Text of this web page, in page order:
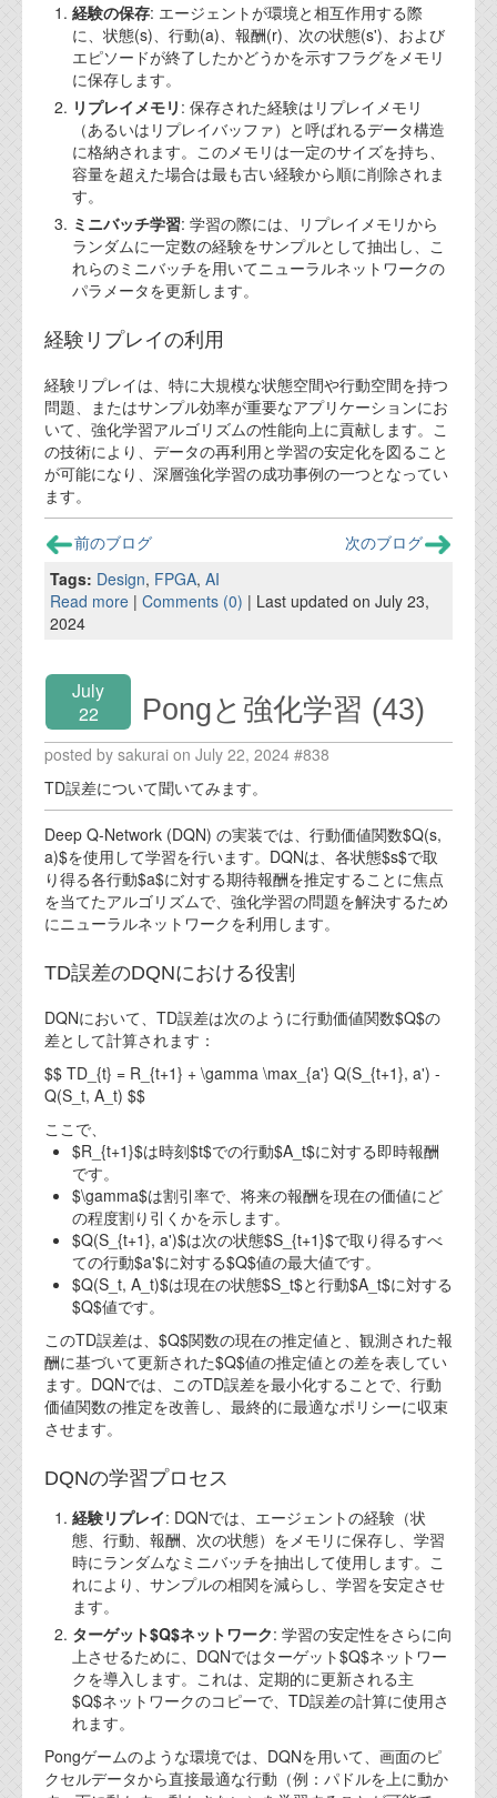
経験の保存: エージェントが環境と相互作用する際
に、状態(s)、行動(a)、報酬(r)、次の状態(s')、および
エピソードが終了したかどうかを示すフラグをメモリ
に保存します。
リプレイメモリ : 保存された経験はリプレイメモリ
（あるいはリプレイバッファ）と呼ばれるデータ構造
に格納されます。このメモリは一定のサイズを持ち、
容量を超えた場合は最も古い経験から順に削除されま
す。
ミニバッチ学習: 学習の際には、リプレイメモリから
ランダムに一定数の経験をサンプルとして抽出し、こ
れらのミニバッチを用いてニューラルネットワークの
パラメータを更新します。
経験リプレイの利用
経験リプレイは、特に大規模な状態空間や行動空間を持つ
問題、またはサンプル効率が重要なアプリケーションにお
いて、強化学習アルゴリズムの性能向上に貢献します。こ
の技術により、データの再利用と学習の安定化を図ること
が可能になり、深層強化学習の成功事例の一つとなってい
ます。
前のブログ
次のブログ
Tags: Design, FPGA, AI
Read more | Comments (0) | Last updated on July 23,
2024
July
22
Pongと強化学習 (43)
posted by sakurai on July 22, 2024 #838
TD誤差について聞いてみます。
Deep Q-Network (DQN) の実装では、行動価値関数$Q(s,
a)$を使用して学習を行います。DQNは、各状態$s$で取
り得る各行動$a$に対する期待報酬を推定することに焦点
を当てたアルゴリズムで、強化学習の問題を解決するため
にニューラルネットワークを利用します。
TD誤差のDQNにおける役割
DQNにおいて、TD誤差は次のように行動価値関数$Q$の
差として計算されます：
$$ TD_{t} = R_{t+1} + \gamma \max_{a'} Q(S_{t+1}, a') -
Q(S_t, A_t) $$
ここで、
$R_{t+1}$は時刻$t$での行動$A_t$に対する即時報酬
です。
$\gamma$は割引率で、将来の報酬を現在の価値にど
の程度割り引くかを示します。
$Q(S_{t+1}, a')$は次の状態$S_{t+1}$で取り得るすべ
ての行動$a'$に対する$Q$値の最大値です。
$Q(S_t, A_t)$は現在の状態$S_t$と行動$A_t$に対する
$Q$値です。
このTD誤差は、$Q$関数の現在の推定値と、観測された報
酬に基づいて更新された$Q$値の推定値との差を表してい
ます。DQNでは、このTD誤差を最小化することで、行動
価値関数の推定を改善し、最終的に最適なポリシーに収束
させます。
DQNの学習プロセス
経験リプレイ: DQNでは、エージェントの経験（状
態、行動、報酬、次の状態）をメモリに保存し、学習
時にランダムなミニバッチを抽出して使用します。こ
れにより、サンプルの相関を減らし、学習を安定させ
ます。
ターゲット$Q$ネットワーク: 学習の安定性をさらに向
上させるために、DQNではターゲット$Q$ネットワー
クを導入します。これは、定期的に更新される主
$Q$ネットワークのコピーで、TD誤差の計算に使用さ
れます。
Pongゲームのような環境では、DQNを用いて、画面のピ
クセルデータから直接最適な行動（例：パドルを上に動か